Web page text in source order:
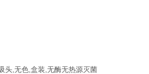
头,无色,盒装,无酶无热源灭菌